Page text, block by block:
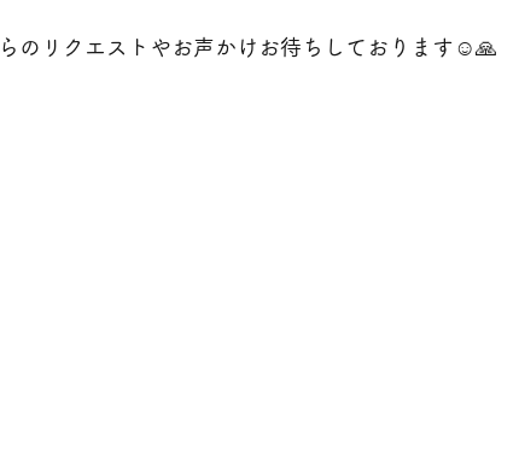
のリクエストやお声かけお待ちしております☺️🙏